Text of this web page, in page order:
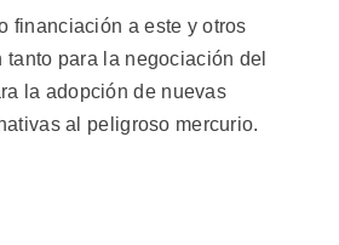
financiación a este y otros
para la negociación del
la adopción de nuevas
al peligroso mercurio.